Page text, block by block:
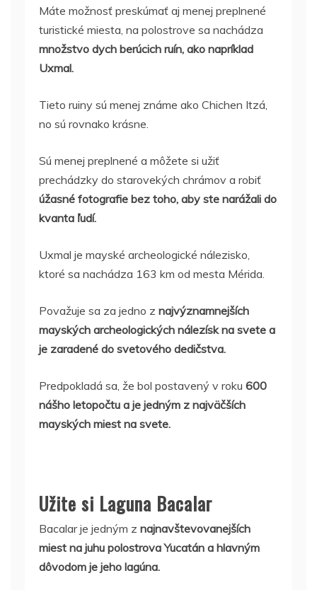
Máte možnosť preskúmať aj menej preplnené
turistické miesta, na polostrove sa nachádza
množstvo dych berúcich ruín, ako napríklad
Uxmal.
Tieto ruiny sú menej známe ako Chichen Itzá,
no sú rovnako krásne.
Sú menej preplnené a môžete si užiť
prechádzky do starovekých chrámov a robiť
úžasné fotografie bez toho, aby ste narážali do
kvanta ľudí.
Uxmal je mayské archeologické nálezisko,
ktoré sa nachádza 163 km od mesta Mérida.
Považuje sa za jedno z najvýznamnejších
mayských archeologických nálezísk na svete a
je zaradené do svetového dedičstva.
Predpokladá sa, že bol postavený v roku 600
nášho letopočtu a je jedným z najväčších
mayských miest na svete.
Užite si Laguna Bacalar
Bacalar je jedným z najnavštevovanejších
miest na juhu polostrova Yucatán a hlavným
dôvodom je jeho lagúna.